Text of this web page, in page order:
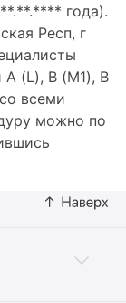
года).
Респ, г
(L), B (M1), B
всеми
можно по